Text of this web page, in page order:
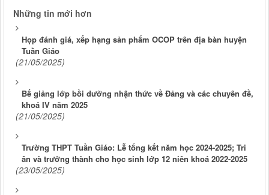
Những tin mới hơn
Họp đánh giá, xếp hạng sản phẩm OCOP trên địa bàn huyện
Tuần Giáo
(21/05/2025)
Bế giảng lớp bồi dưỡng nhận thức về Đảng và các chuyên đề,
khoá IV năm 2025
(21/05/2025)
Trường THPT Tuần Giáo: Lễ tổng kết năm học 2024-2025; Tri
ân và trưởng thành cho học sinh lớp 12 niên khoá 2022-2025
(23/05/2025)